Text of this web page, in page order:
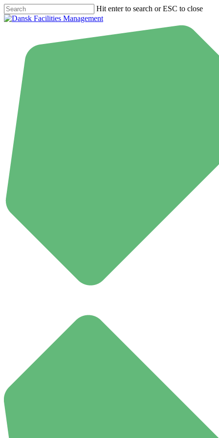
Skip
to
Hit enter to search or ESC to close
Close